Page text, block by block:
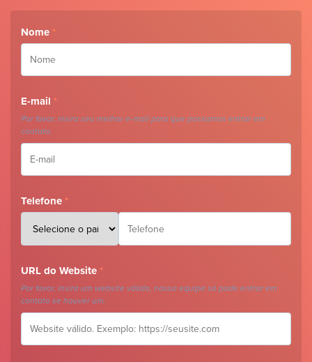
Nome *
E-mail *
Por favor, insira seu melhor e-mail para que possamos entrar em
contato.
Telefone *
URL do Website *
Por favor, insira um website válido, nossa equipe só pode entrar em
contato se houver um.